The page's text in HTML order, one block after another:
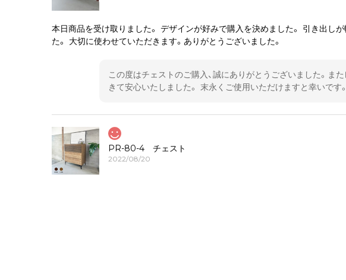
本日商品を受け取りました。 デザインが好みで購入を決めました。 引き出し
た。 大切に使わせていただきます。ありがとうございました。
この度はチェストのご購入、誠にありがとうございました。ま
きて安心いたしました。 末永くご使用いただけますと幸いです
PR-80-4 チェスト
2022/08/20